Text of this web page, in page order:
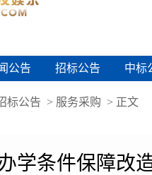
公告
公告 招标公告
招标公告 中标
中标
标公告 > 服务采购 > 正文
学条件保障改